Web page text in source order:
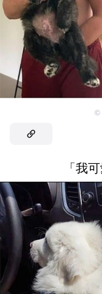
©
「我